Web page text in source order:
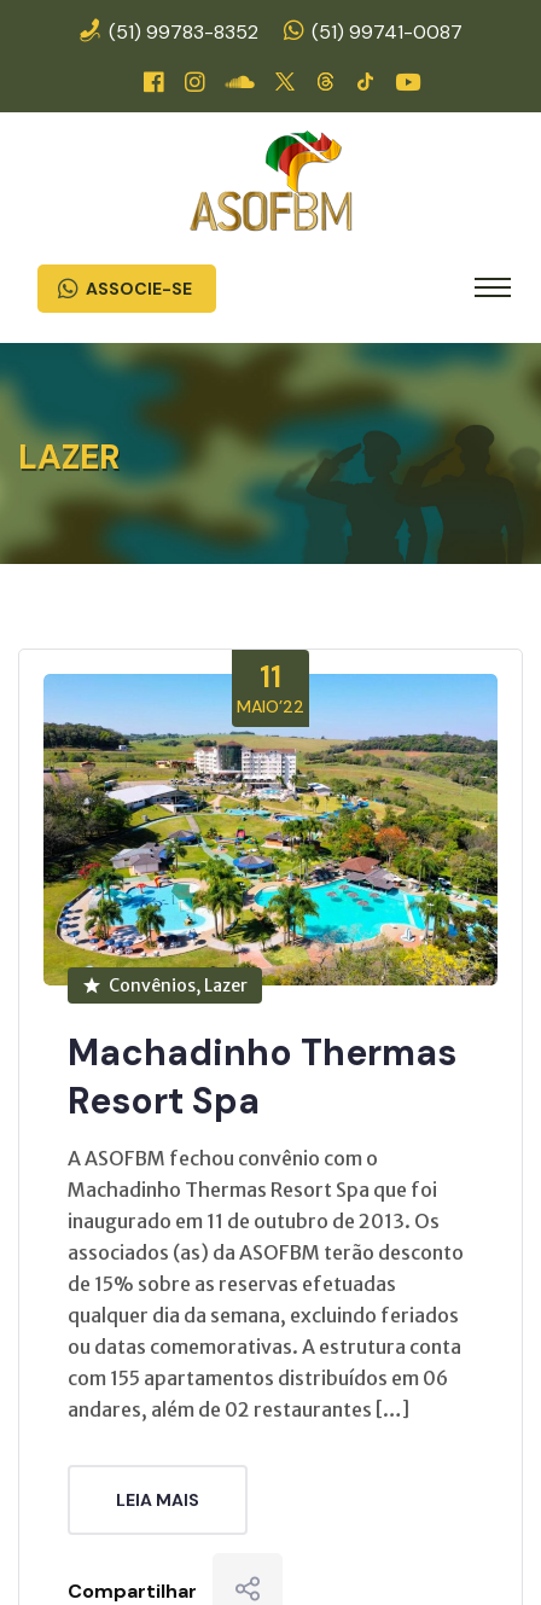
(51) 99783-8352 (51) 99741-0087
ASSOCIE-SE
LAZER
11
MAIO’22
Convênios, Lazer
Machadinho Thermas
Resort Spa
A ASOFBM fechou convênio com o
Machadinho Thermas Resort Spa que foi
inaugurado em 11 de outubro de 2013. Os
associados (as) da ASOFBM terão desconto
de 15% sobre as reservas efetuadas
qualquer dia da semana, excluindo feriados
ou datas comemorativas. A estrutura conta
com 155 apartamentos distribuídos em 06
andares, além de 02 restaurantes […]
LEIA MAIS
Compartilhar